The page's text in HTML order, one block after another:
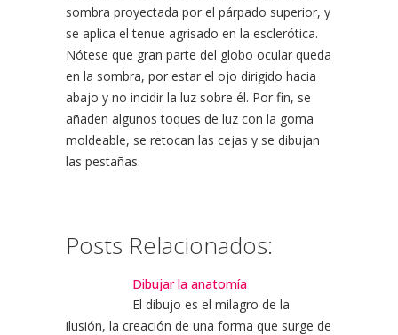
sombra proyectada por el párpado superior, y
se aplica el tenue agrisado en la esclerótica.
Nótese que gran parte del globo ocular queda
en la sombra, por estar el ojo dirigido hacia
abajo y no incidir la luz sobre él. Por fin, se
añaden algunos toques de luz con la goma
moldeable, se retocan las cejas y se dibujan
las pestañas.
Posts Relacionados:
Dibujar la anatomía
El dibujo es el milagro de la
ilusión, la creación de una forma que surge de